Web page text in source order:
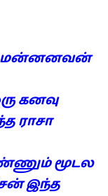
மன்னனவன்
கனவு
ராசா
மூடல
இந்த